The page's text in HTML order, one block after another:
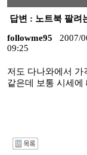
답변 : 노트북 팔려
followme95
2007/
09:25
저도 다나와에서 가
같은데 보통 시세에